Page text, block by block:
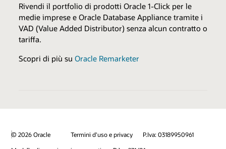
Esamina tutti i fattori abilitanti e i benefit del
programma
BENEFIT
Promozione congiunta per il successo dei clienti
Rivendi il portfolio di prodotti Oracle 1-Click per le
medie imprese e Oracle Database Appliance tramite i
VAD (Value Added Distributor) senza alcun contratto o
tariffa.
Scopri di più su Oracle Remarketer
© 2026 Oracle Termini d'uso e privacy
P.Iva: 03189950961